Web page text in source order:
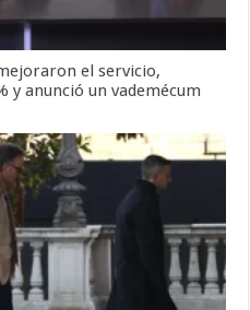
el servicio,
y anunció un vademécum